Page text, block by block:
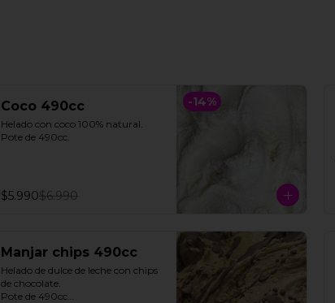
-14%
Coco 490cc
Helado con coco 100% natural.
Pote de 490cc.
$5.990$6.990
Manjar chips 490cc
Helado de dulce de leche con chips
de chocolate.
Pote de 490cc